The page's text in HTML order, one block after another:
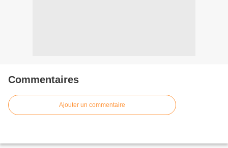
Commentaires
Ajouter un commentaire